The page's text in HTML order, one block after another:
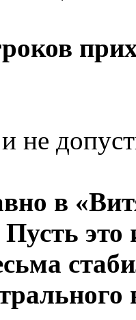
не
в